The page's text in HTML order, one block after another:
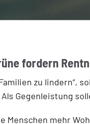
fordern
zu lindern“,
Gegenleistung
Menschen mehr